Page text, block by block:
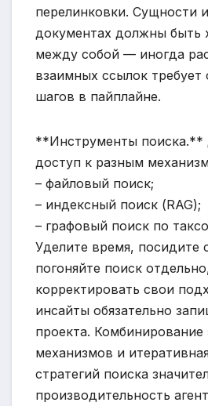
перелинковки. Сущности
документах должны быть
между собой — иногда
взаимных ссылок требует
шагов в пайплайне.
**Инструменты поиска.**
доступ к разным
– файловый поиск;
– индексный поиск (RAG);
– графовый поиск по
Уделите время, посидите
погоняйте поиск
корректировать свои
инсайты обязательно
проекта. Комбинирование
механизмов и
стратегий поиска
производительность